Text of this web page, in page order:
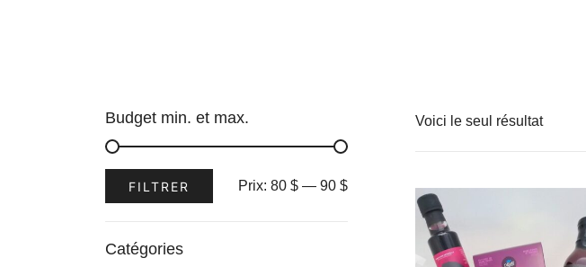
Voici le seul résultat
Budget min. et max.
FILTRER Prix: 80 $ — 90 $
Catégories